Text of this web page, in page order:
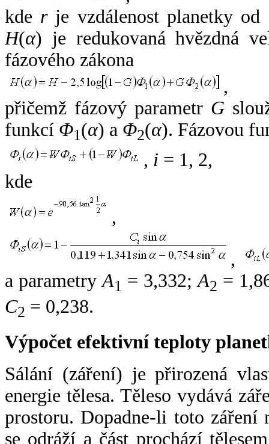
kde rje vzdálenost planetky od
H(α) je redukovaná hvězdná
fázového zákona
,
přičemž fázový parametr G
funkcí Φ1(α) a Φ2(α). Fázovou
, i = 1, 2,
kde
,
,
a parametryA1 = 3,332;A2 =
C2 = 0,238.
Výpočet efektivní teploty
Sálání (záření) je přirozená
energie tělesa. Těleso vydává
prostoru. Dopadne-li toto záření
se odráží a část prochází